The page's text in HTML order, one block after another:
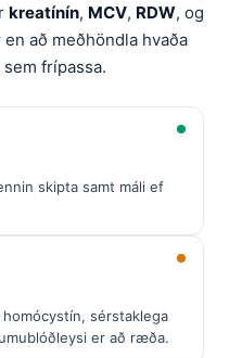
kreatínín, MCV, RDW, og
að meðhöndla hvaða
sem frípassa.
skipta samt máli ef
sérstaklega
er að ræða.